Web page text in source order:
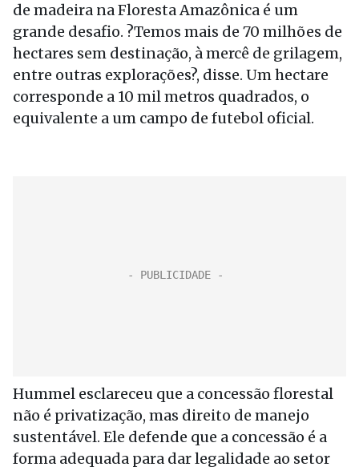
de madeira na Floresta Amazônica é um
grande desafio. ?Temos mais de 70 milhões de
hectares sem destinação, à mercê de grilagem,
entre outras explorações?, disse. Um hectare
corresponde a 10 mil metros quadrados, o
equivalente a um campo de futebol oficial.
Hummel esclareceu que a concessão florestal
não é privatização, mas direito de manejo
sustentável. Ele defende que a concessão é a
forma adequada para dar legalidade ao setor